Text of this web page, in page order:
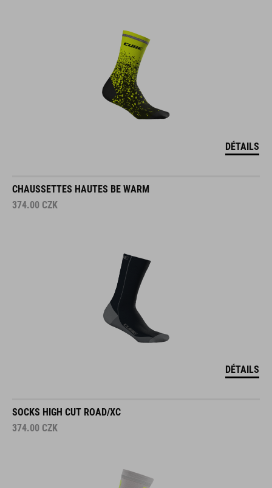
DÉTAILS
CHAUSSETTES HAUTES BE WARM
374.00 CZK
DÉTAILS
SOCKS HIGH CUT ROAD/XC
374.00 CZK